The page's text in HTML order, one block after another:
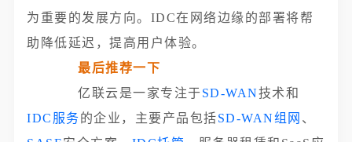
为重要的发展方向。IDC在网络边缘的部署将帮
助降低延迟，提高用户体验。
最后推荐一下
亿联云是一家专注于 SD-WAN技术和
IDC服务的企业，主要产品包括SD-WAN组网 、